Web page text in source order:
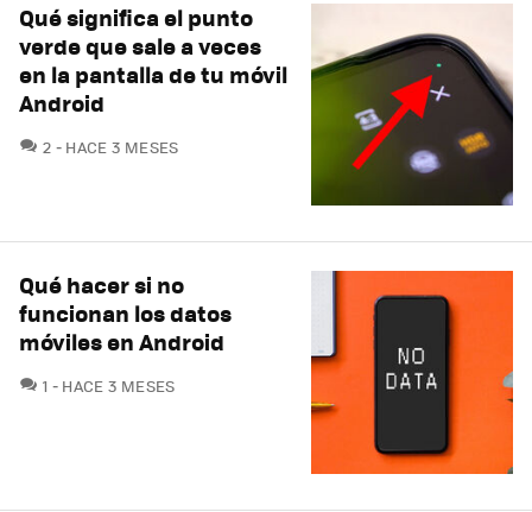
Qué significa el punto
verde que sale a veces
en la pantalla de tu móvil
Android
2 COMENTARIOS
HACE 3 MESES
Qué hacer si no
funcionan los datos
móviles en Android
1 COMENTARIOS
HACE 3 MESES